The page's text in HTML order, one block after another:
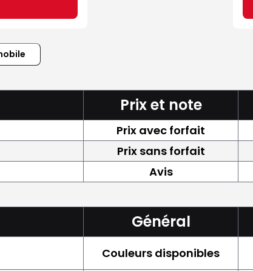
Prix et note
Prix avec forfait
Prix sans forfait
Avis
Général
Couleurs disponibles